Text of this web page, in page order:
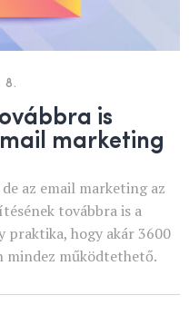
8.
is
marketing
az email marketing az
továbbra is a
praktika, hogy akár 3600
mindez működtethető.